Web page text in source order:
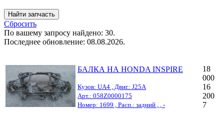
Найти запчасть
Сбросить
По вашему запросу найдено: 30.
Последнее обновление: 08.08.2026.
БАЛКА НА HONDA INSPIRE
Кузов: UA4 , Двиг.: J25A
Арт.: 058Z0000175
Номер: 1699 , Расп.: задний , , -
18
000
16
200
7